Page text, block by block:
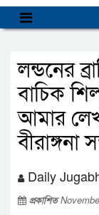
লন্ডনের
বাচিক
আমার
বীরাঙ্গনা
Daily
প্রকাশিত